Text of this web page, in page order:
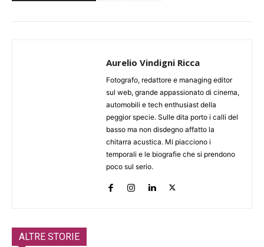
Aurelio Vindigni Ricca
Fotografo, redattore e managing editor
sul web, grande appassionato di cinema,
automobili e tech enthusiast della
peggior specie. Sulle dita porto i calli del
basso ma non disdegno affatto la
chitarra acustica. Mi piacciono i
temporali e le biografie che si prendono
poco sul serio.
ALTRE STORIE